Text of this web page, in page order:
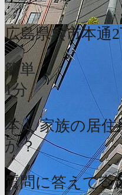
広島県呉市本通
簡単
1分
本人/家族の居
か？
質問に答えて査